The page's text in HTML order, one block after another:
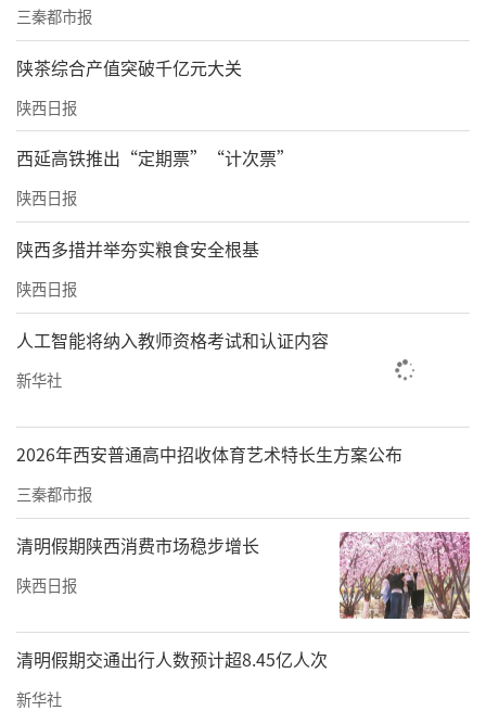
三秦都市报
陕茶综合产值突破千亿元大关
陕西日报
西延高铁推出“定期票”“计次票”
陕西日报
陕西多措并举夯实粮食安全根基
陕西日报
人工智能将纳入教师资格考试和认证内容
新华社
2026年西安普通高中招收体育艺术特长生方案公布
三秦都市报
清明假期陕西消费市场稳步增长
陕西日报
清明假期交通出行人数预计超8.45亿人次
新华社